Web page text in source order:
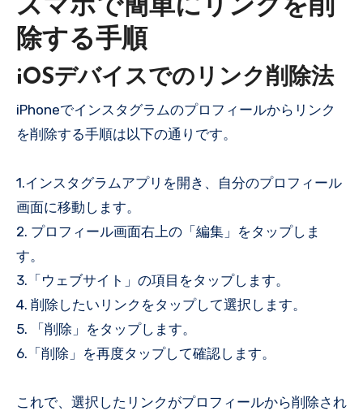
スマホで簡単にリンクを削
除する手順
iOSデバイスでのリンク削除法
iPhoneでインスタグラムのプロフィールからリンク
を削除する手順は以下の通りです。
1.インスタグラムアプリを開き、自分のプロフィール
画面に移動します。
2. プロフィール画面右上の「編集」をタップしま
す。
3.「ウェブサイト」の項目をタップします。
4. 削除したいリンクをタップして選択します。
5. 「削除」をタップします。
6.「削除」を再度タップして確認します。
これで、選択したリンクがプロフィールから削除され